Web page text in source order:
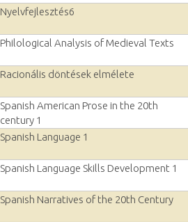
Nyelvfejlesztés6
Philological Analysis of Medieval Texts
Racionális döntések elmélete
Spanish American Prose in the 20th
century 1
Spanish Language 1
Spanish Language Skills Development 1
Spanish Narratives of the 20th Century